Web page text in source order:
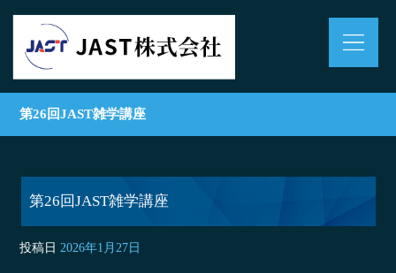
第26回JAST雑学講座
第26回JAST雑学講座
投稿日 2026年1月27日